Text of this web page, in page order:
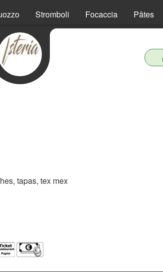
Stromboli Focaccia Pâtes
tapas, tex mex